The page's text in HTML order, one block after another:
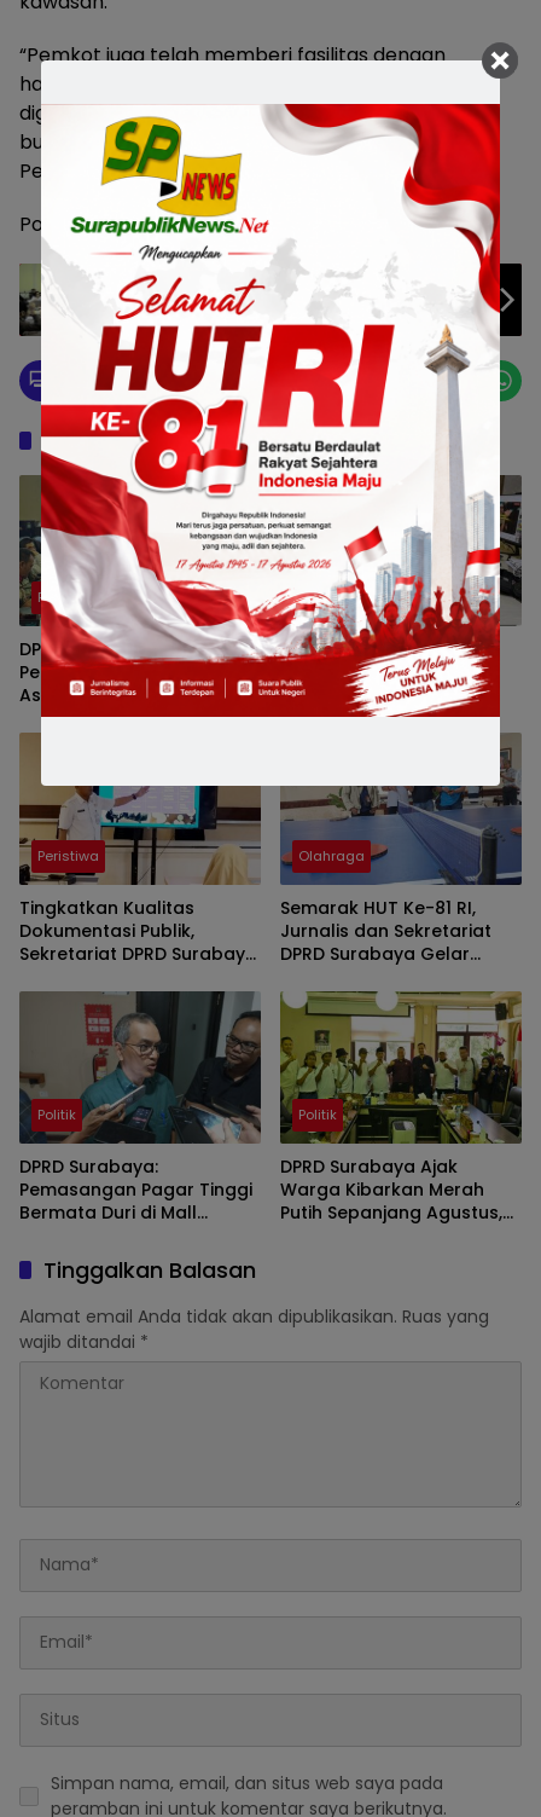
“Pemkot juga telah memberi fasilitas dengan
harapan biaya pengurangan pajak tersebut
digunakan untuk pemeliharaan bangunan cagar
budaya,” sambung mantan Kabag Kerja Sama
Pemkot Surabaya ini.(q cox)
Post Views:613
Vinsensius Awey: Risma Hanya Peduli
Taman, Tapi Abaikan Cagar Budaya
Pos Terkait
Politik
DPRD Surabaya Dorong
Penyelesaian Sengketa
Aset Pasar Turi Secara Adil
dan Berkeadilan
Politik
Kejar Tenggat 30 Hari,
Pansus DPRD Surabaya
Selaraskan Raperda
Kampung Cerdas dan
Peristiwa
Tingkatkan Kualitas
Dokumentasi Publik,
Sekretariat DPRD Surabaya
Fotografi
Olahraga
Semarak HUT Ke-81 RI,
Jurnalis dan Sekretariat
DPRD Surabaya Gelar
Politik
DPRD Surabaya:
Pemasangan Pagar Tinggi
Bermata Duri di Mall
Kekhawatiran Berlebihan
Pengusaha
Politik
DPRD Surabaya Ajak
Warga Kibarkan Merah
Putih Sepanjang Agustus,
Tinggalkan Balasan
Alamat email Anda tidak akan dipublikasikan. Ruas yang
wajib ditandai *
Simpan nama, email, dan situs web saya pada
peramban ini untuk komentar saya berikutnya.